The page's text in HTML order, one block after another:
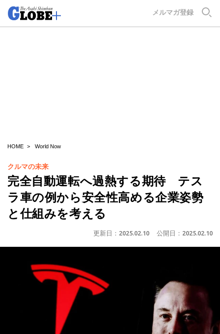
メルマガ登録
HOME World Now
クルマの未来
完全自動運転へ過熱する期待 テス
ラ車の例から安全性高める企業姿勢
と仕組みを考える
更新日： 2025.02.10 公開日： 2025.02.10